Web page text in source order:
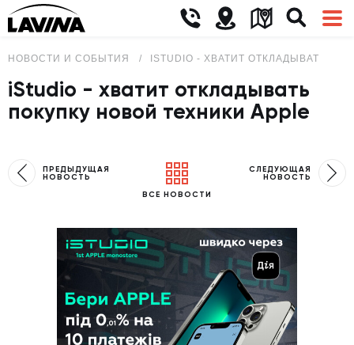
НОВОСТИ И СОБЫТИЯ ISTUDIO - ХВАТИТ ОТКЛАДЫВАТЬ
iStudio - хватит откладывать
покупку новой техники Apple
ПРЕДЫДУЩАЯ
НОВОСТЬ
ВСЕ НОВОСТИ
СЛЕДУЮЩАЯ
НОВОСТЬ